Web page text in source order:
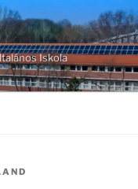
Iskola